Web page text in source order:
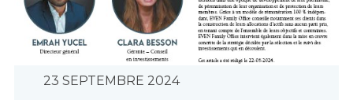
23 SEPTEMBRE 2024